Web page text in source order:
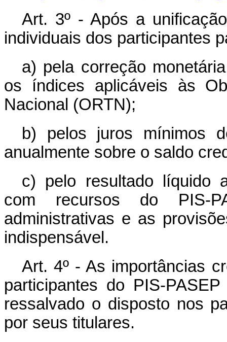
Art. 3º - Após a
individuais dos participantes
a) pela correção
os índices aplicáveis às
Nacional (ORTN);
b) pelos juros mínimos
anualmente sobre o saldo
c) pelo resultado líquido
com recursos do PIS-
administrativas e as
indispensável.
Art. 4º - As importâncias
participantes do PIS-
ressalvado o disposto nos
por seus titulares.